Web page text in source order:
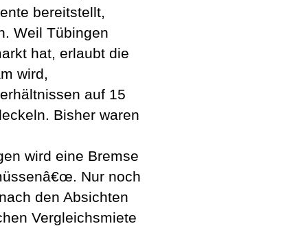
bereitstellt,
Weil Tübingen
hat, erlaubt die
wird,
auf 15
Bisher waren
wird eine Bremse
Nur noch
den Absichten
Vergleichsmiete